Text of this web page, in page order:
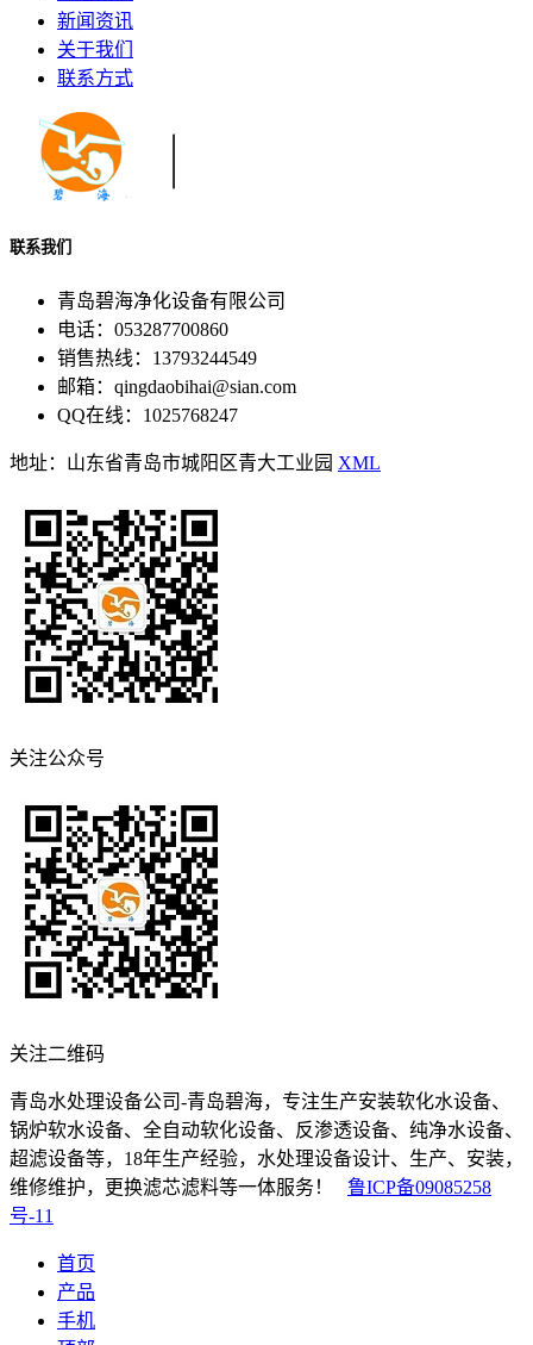
新闻资讯
关于我们
联系方式
联系我们
青岛碧海净化设备有限公司
电话：053287700860
销售热线：13793244549
邮箱：qingdaobihai@sian.com
QQ在线：1025768247
地址：山东省青岛市城阳区青大工业园 XML
关注公众号
关注二维码
青岛水处理设备公司-青岛碧海，专注生产安装软化水设备、
锅炉软水设备、全自动软化设备、反渗透设备、纯净水设备、
超滤设备等，18年生产经验，水处理设备设计、生产、安装，
维修维护，更换滤芯滤料等一体服务！ 鲁ICP备09085258
号-11
首页
产品
手机